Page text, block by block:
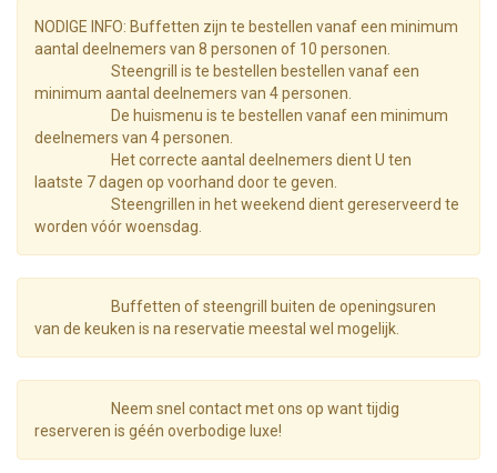
NODIGE INFO: Buffetten zijn te bestellen vanaf een minimum
aantal deelnemers van 8 personen of 10 personen.
Steengrill is te bestellen bestellen vanaf een
minimum aantal deelnemers van 4 personen.
De huismenu is te bestellen vanaf een minimum
deelnemers van 4 personen.
Het correcte aantal deelnemers dient U ten
laatste 7 dagen op voorhand door te geven.
Steengrillen in het weekend dient gereserveerd te
worden vóór woensdag.
Buffetten of steengrill buiten de openingsuren
van de keuken is na reservatie meestal wel mogelijk.
Neem snel contact met ons op want tijdig
reserveren is géén overbodige luxe!